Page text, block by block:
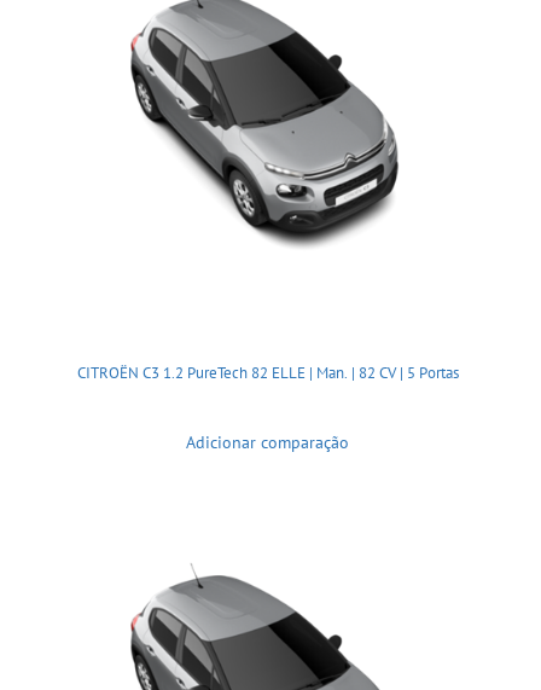
CITROËN C3 1.2 PureTech 82 ELLE | Man. | 82 CV | 5 Portas
Adicionar comparação